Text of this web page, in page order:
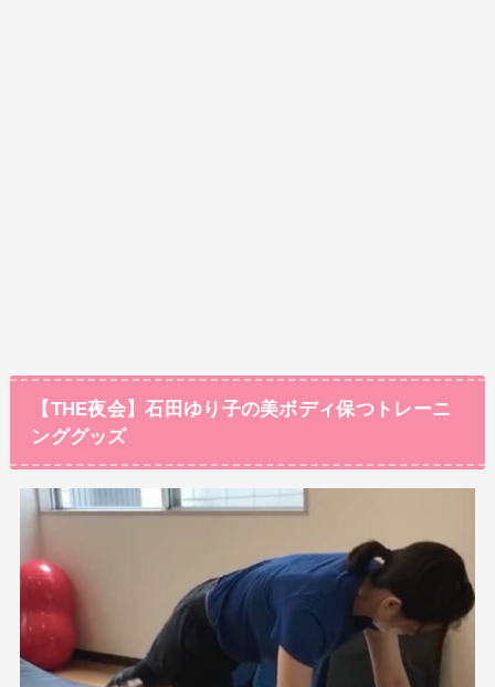
【THE夜会】石田ゆり子の美ボディ保つトレーニ
ンググッズ